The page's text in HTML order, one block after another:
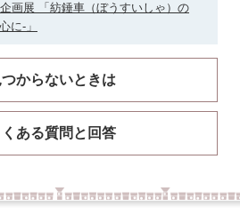
画展 「紡錘車（ぼうすいしゃ）の
に‐」
つからないときは
くある質問と回答